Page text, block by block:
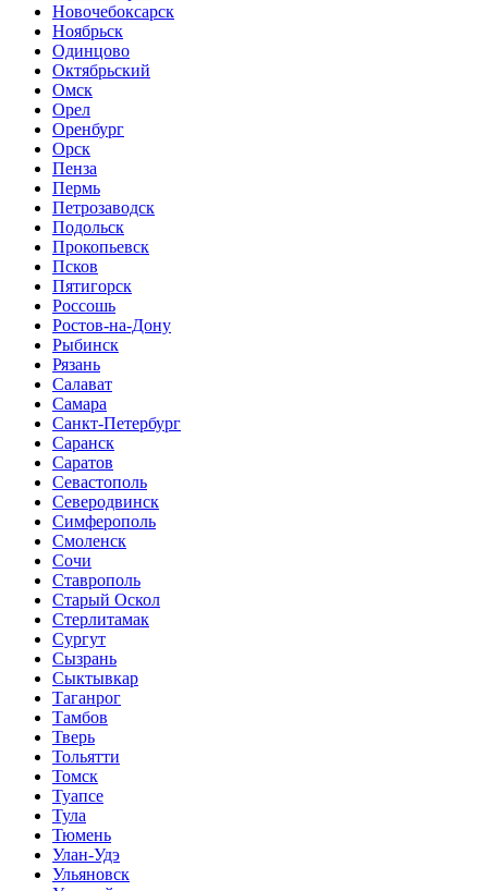
Новочебоксарск
Ноябрьск
Одинцово
Октябрьский
Омск
Орел
Оренбург
Орск
Пенза
Пермь
Петрозаводск
Подольск
Прокопьевск
Псков
Пятигорск
Россошь
Ростов-на-Дону
Рыбинск
Рязань
Салават
Самара
Санкт-Петербург
Саранск
Саратов
Севастополь
Северодвинск
Симферополь
Смоленск
Сочи
Ставрополь
Старый Оскол
Стерлитамак
Сургут
Сызрань
Сыктывкар
Таганрог
Тамбов
Тверь
Тольятти
Томск
Туапсе
Тула
Тюмень
Улан-Удэ
Ульяновск